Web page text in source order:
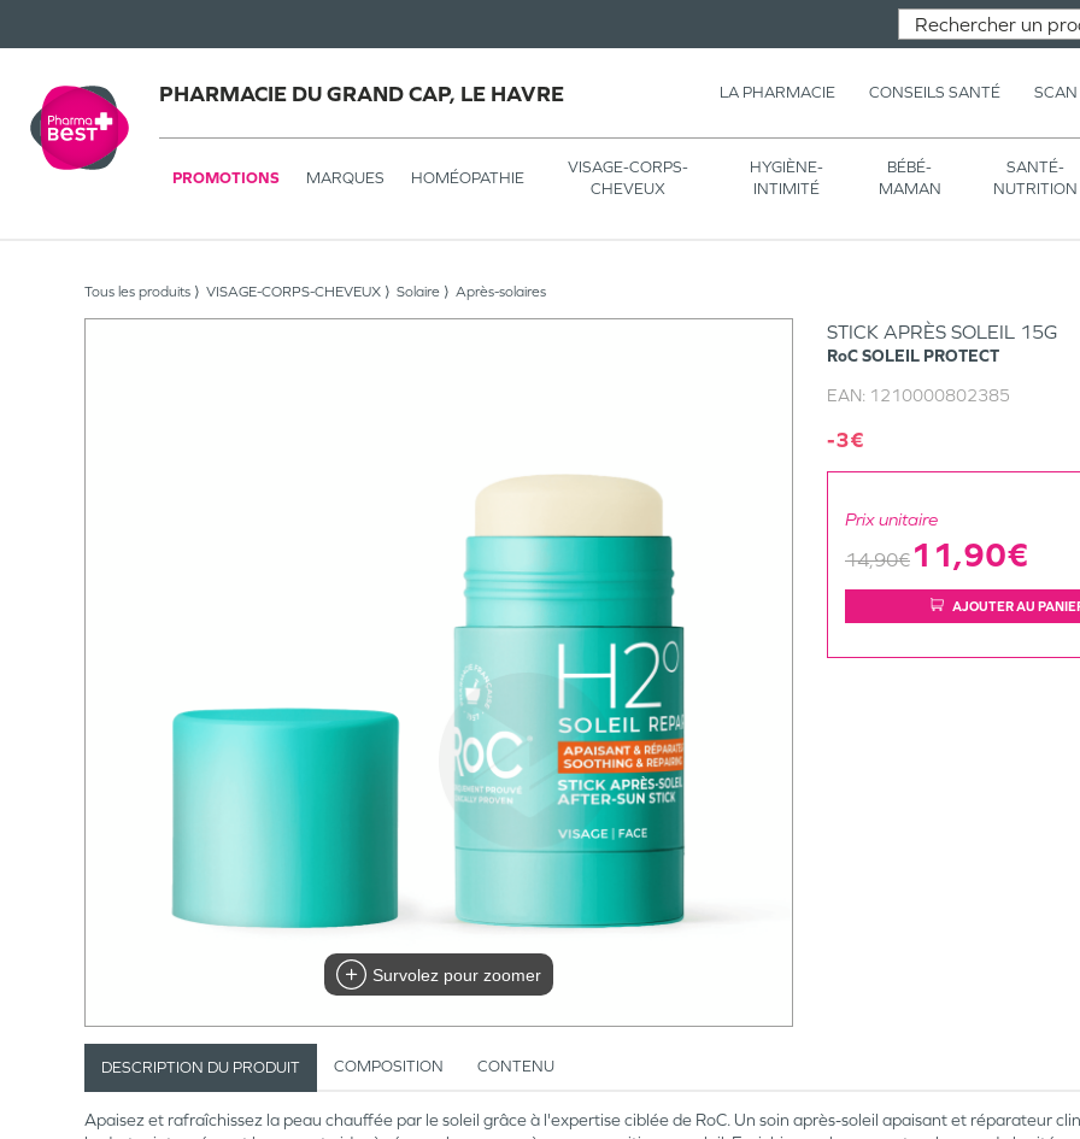
PHARMACIE DU GRAND CAP, LE HAVRE LA PHARMACIE CONSEILS SANTÉ SCAN
PROMOTIONS MARQUES HOMÉOPATHIE
VISAGE-CORPS-
CHEVEUX
HYGIÈNE-
INTIMITÉ
BÉBÉ-
MAMAN
SANTÉ-
NUTRITION
Tous les produits VISAGE-CORPS-CHEVEUX Solaire Après-solaires
Survolez pour zoomer
STICK APRÈS SOLEIL 15G
RoCSOLEIL PROTECT
EAN: 1210000802385
-3€
Prix unitaire
14,90€ 11,90€
AJOUTER AU
DESCRIPTION DU PRODUIT COMPOSITION CONTENU
Apaisez et rafraîchissez la peau chauffée par le soleil grâce à l'expertise ciblée de RoC. Un soin après-soleil apaisant et réparateur